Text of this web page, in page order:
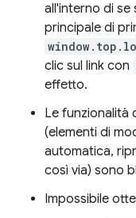
all'interno di se
principale di
clic sul link con
effetto.
Le funzionalità
(elementi di
automatica,
così via) sono
Impossibile